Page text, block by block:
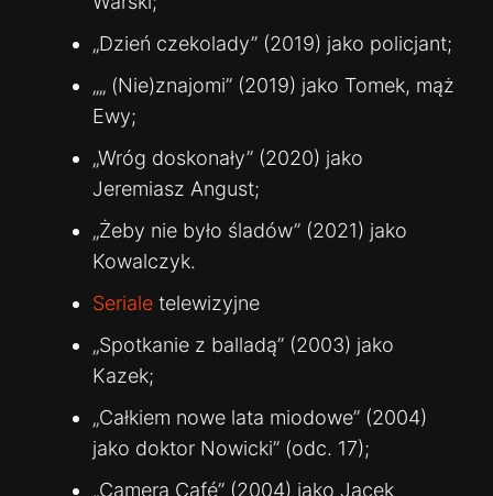
„Dzień czekolady” (2019) jako policjant;
„„ (Nie)znajomi” (2019) jako Tomek, mąż
Ewy;
„Wróg doskonały” (2020) jako
Jeremiasz Angust;
„Żeby nie było śladów” (2021) jako
Kowalczyk.
Seriale telewizyjne
„Spotkanie z balladą” (2003) jako
Kazek;
„Całkiem nowe lata miodowe” (2004)
jako doktor Nowicki” (odc. 17);
„Camera Café” (2004) jako Jacek